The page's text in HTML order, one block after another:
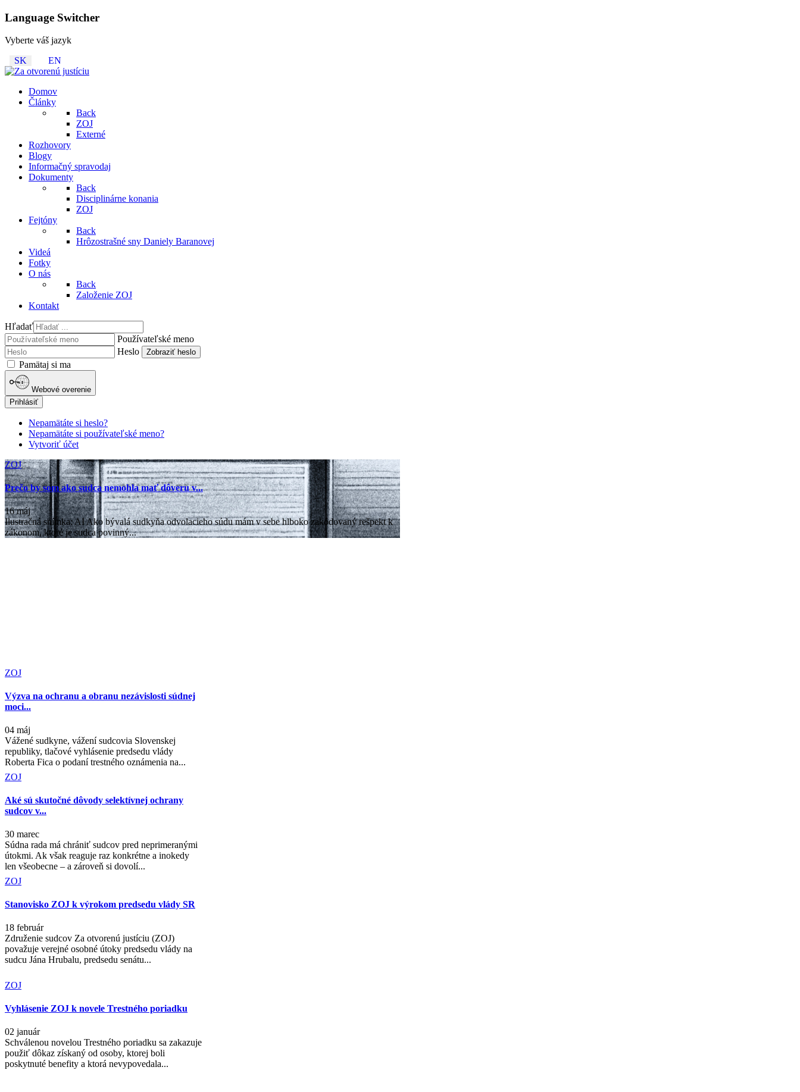
Language Switcher
Vyberte váš jazyk
SK
EN
Domov
Články
Back
ZOJ
Externé
Rozhovory
Blogy
Informačný spravodaj
Dokumenty
Back
Disciplinárne konania
ZOJ
Fejtóny
Back
Hrôzostrašné sny Daniely Baranovej
Videá
Fotky
O nás
Back
Založenie ZOJ
Kontakt
Hľadať
Používateľské meno
Heslo
Zobraziť heslo
Pamätaj si ma
Webové overenie
Prihlásiť
Nepamätáte si heslo?
Nepamätáte si používateľské meno?
Vytvoriť účet
ZOJ
Prečo by som ako sudca nemohla mať dôveru v...
16 máj
Ilustračná snímka: AI Ako bývalá sudkyňa odvolacieho súdu mám v sebe hlboko zakódovaný rešpekt k
zákonom, ktoré je sudca povinný...
ZOJ
Výzva na ochranu a obranu nezávislosti súdnej
moci...
04 máj
Vážené sudkyne, vážení sudcovia Slovenskej
republiky, tlačové vyhlásenie predsedu vlády
Roberta Fica o podaní trestného oznámenia na...
ZOJ
Aké sú skutočné dôvody selektívnej ochrany
sudcov v...
30 marec
Súdna rada má chrániť sudcov pred neprimeranými
útokmi. Ak však reaguje raz konkrétne a inokedy
len všeobecne – a zároveň si dovolí...
ZOJ
Stanovisko ZOJ k výrokom predsedu vlády SR
18 február
Združenie sudcov Za otvorenú justíciu (ZOJ)
považuje verejné osobné útoky predsedu vlády na
sudcu Jána Hrubalu, predsedu senátu...
ZOJ
Vyhlásenie ZOJ k novele Trestného poriadku
02 január
Schválenou novelou Trestného poriadku sa zakazuje
použiť dôkaz získaný od osoby, ktorej boli
poskytnuté benefity a ktorá nevypovedala...